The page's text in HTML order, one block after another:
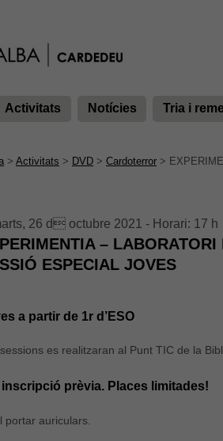
Activitats Notícies Tria i
> Activitats > DVD > Cardoterror >
26 d octubre 2021 - Horari: 17 h
–
ESPECIAL JOVES
a partir de 1r d’ESO
es realitzaran al Punt TIC de la
inscripció prèvia. Places limitades!
portar auriculars.